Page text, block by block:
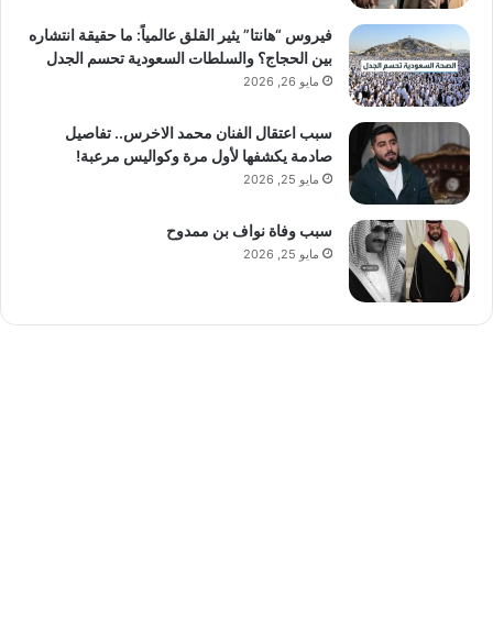
فيروس “هانتا” يثير القلق عالمياً: ما حقيقة انتشاره
بين الحجاج؟ والسلطات السعودية تحسم الجدل
مايو 26, 2026
سبب اعتقال الفنان محمد الاخرس.. تفاصيل
صادمة يكشفها لأول مرة وكواليس مرعبة!
مايو 25, 2026
سبب وفاة نواف بن ممدوح
مايو 25, 2026